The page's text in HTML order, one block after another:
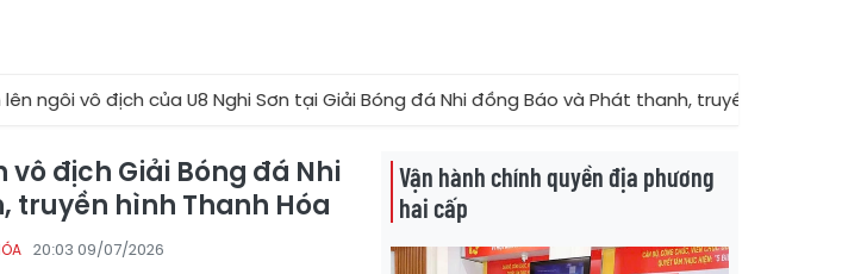
địch của U8 Nghi Sơn tại Giải Bóng đá Nhi đồng Báo và Phát thanh, truyền hình Thanh Hóa
vô địch Giải Bóng đá Nhi
truyền hình Thanh Hóa
20:03 09/07/2026
Vận hành chính quyền địa phương
hai cấp